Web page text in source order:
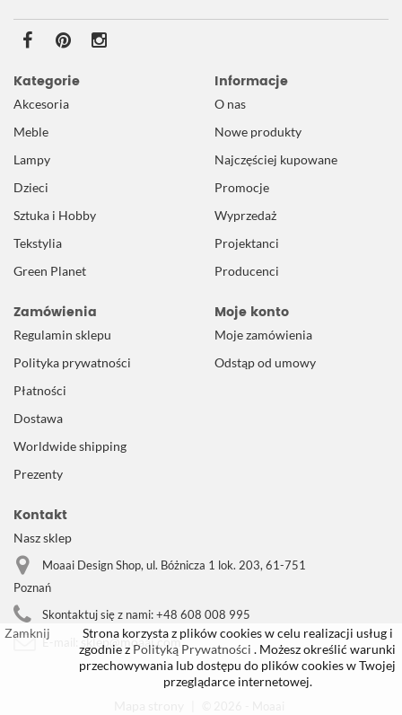
Kategorie
Akcesoria
Meble
Lampy
Dzieci
Sztuka i Hobby
Tekstylia
Green Planet
Informacje
O nas
Nowe produkty
Najczęściej kupowane
Promocje
Wyprzedaż
Projektanci
Producenci
Zamówienia
Regulamin sklepu
Polityka prywatności
Płatności
Dostawa
Worldwide shipping
Prezenty
Moje konto
Moje zamówienia
Odstąp od umowy
Kontakt
Nasz sklep
Moaai Design Shop, ul. Bóżnicza 1 lok. 203, 61-751
Poznań
Skontaktuj się z nami:+48 608 008 995
E-mail:
sklep@moaai.com
Zamknij
Strona korzysta z plików cookies w celu realizacji usług i
zgodnie z Polityką Prywatności . Możesz określić warunki
przechowywania lub dostępu do plików cookies w Twojej
przeglądarce internetowej.